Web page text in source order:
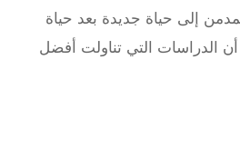
إلى حياة جديدة بعد حياة
أن الدراسات التي تناولت أفضل